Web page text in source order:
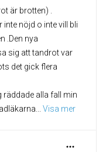
är brotten) .
inte nöjd o inte vill bli
.Den nya
sig att tandrot var
det gick flera
räddade alla fall min
Visa mer